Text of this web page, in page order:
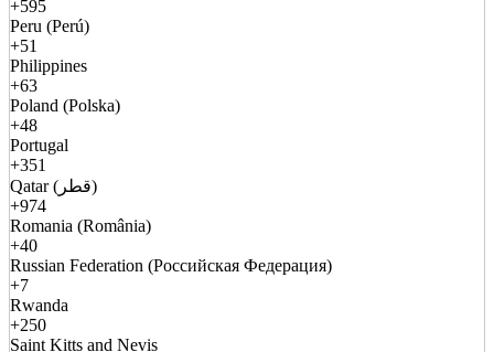
+595
Peru (Perú)
+51
Philippines
+63
Poland (Polska)
+48
Portugal
+351
Qatar (قطر)
+974
Romania (România)
+40
Russian Federation (Российская Федерация)
+7
Rwanda
+250
Saint Kitts and Nevis